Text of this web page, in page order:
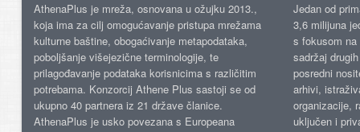
AthenaPlus je mreža, osnovana u ožujku 2013.,
koja ima za cilj omogućavanje pristupa mrežama
kulturne baštine, obogaćivanje metapodataka,
poboljšanje višejezične terminologije, te
prilagođavanje podataka korisnicima s različitim
potrebama. Konzorcij Athene Plus sastoji se od
ukupno 40 partnera iz 21 države članice.
AthenaPlus je usko povezana s Europeana
Jedan od
3,6 milijuna
s fokusom
sadržaj
posredni
arhivi,
organizacije,
uključen i